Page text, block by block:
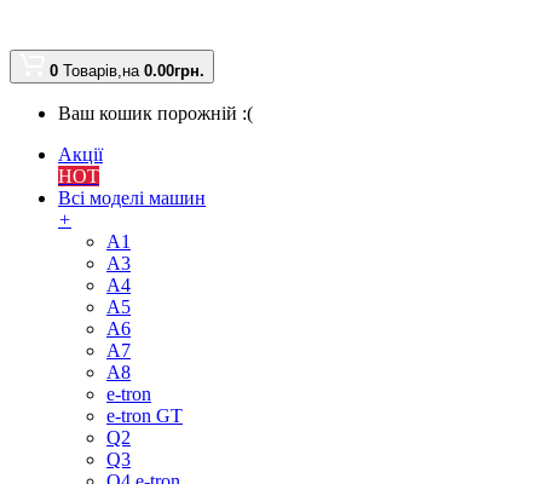
0 Товарів,на 0.00грн.
Ваш кошик порожній :(
Акції
HOT
Всі моделі машин
+
A1
A3
A4
A5
A6
A7
A8
e-tron
e-tron GT
Q2
Q3